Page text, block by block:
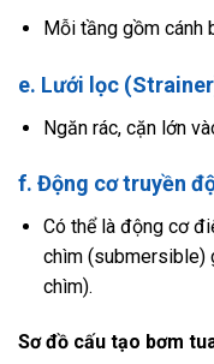
Mỗi tầng gồm cánh
e. Lưới lọc
Ngăn rác, cặn lớn
f. Động cơ truyền
Có thể là động cơ
chìm (submersible)
chìm).
Sơ đồ cấu tạo bơm